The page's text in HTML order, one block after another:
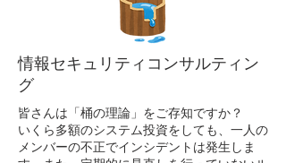
情報セキュリティコンサルティン
グ
皆さんは「桶の理論」をご存知ですか？
いくら多額のシステム投資をしても、一人の
メンバーの不正でインシデントは発生しま